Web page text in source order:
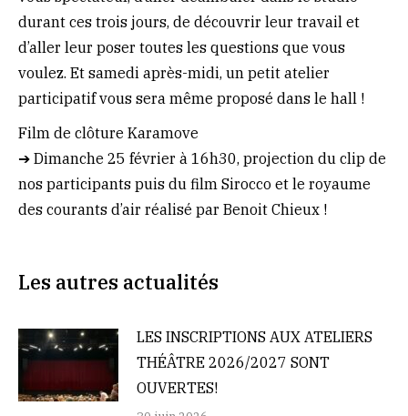
durant ces trois jours, de découvrir leur travail et
d’aller leur poser toutes les questions que vous
voulez. Et samedi après-midi, un petit atelier
participatif vous sera même proposé dans le hall !
Film de clôture Karamove
➔ Dimanche 25 février à 16h30, projection du clip de
nos participants puis du film Sirocco et le royaume
des courants d’air réalisé par Benoit Chieux !
Les autres actualités
LES INSCRIPTIONS AUX ATELIERS
THÉÂTRE 2026/2027 SONT
OUVERTES!